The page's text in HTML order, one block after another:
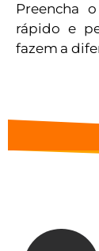
Preencha
rápido e
fazem a